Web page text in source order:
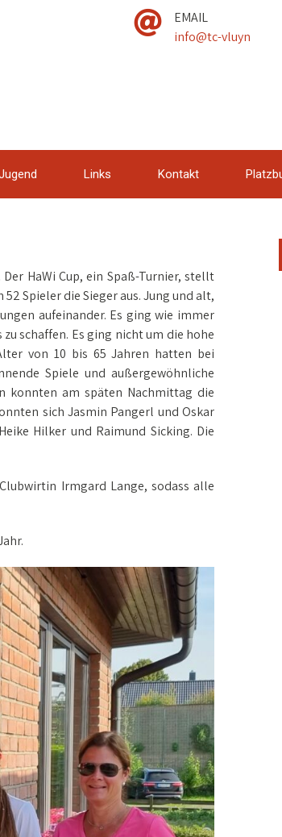
EMAIL
info@tc-vluyn
Links Kontakt
HaWi Cup, ein Spaß-Turnier, stellt
Spieler die Sieger aus. Jung und alt,
aufeinander. Es ging wie immer
schaffen. Es ging nicht um die hohe
von 10 bis 65 Jahren hatten bei
Spiele und außergewöhnliche
konnten am späten Nachmittag die
sich Jasmin Pangerl und Oskar
Hilker und Raimund Sicking. Die
Irmgard Lange, sodass alle